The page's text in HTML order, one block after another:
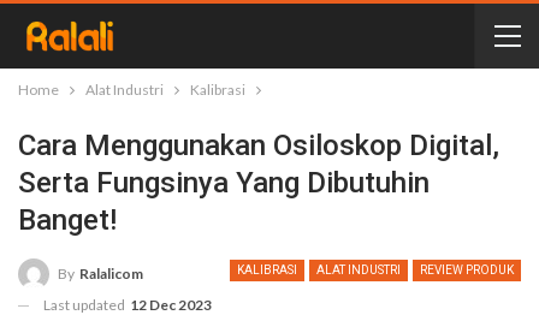
Home Alat Industri Kalibrasi
Cara Menggunakan Osiloskop Digital,
Serta Fungsinya Yang Dibutuhin
Banget!
KALIBRASI ALAT INDUSTRI REVIEW PRODUK
By Ralalicom
Last updated 12 Dec 2023